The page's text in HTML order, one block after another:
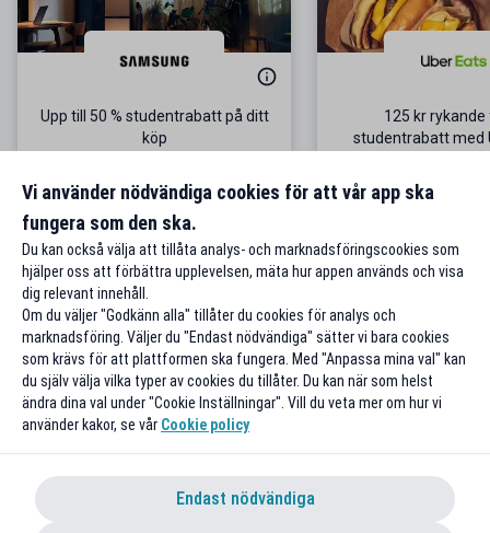
Upp till 50 % studentrabatt på ditt
köp
idag!
Till rabatten
125 kr
studentrabatt med
minst 100
Vi använder nödvändiga cookies för att vår app ska
fungera som den ska.
Du kan också välja att tillåta analys- och marknadsföringscookies som
hjälper oss att förbättra upplevelsen, mäta hur appen används och visa
dig relevant innehåll.
Om du väljer "Godkänn alla" tillåter du cookies för analys och
marknadsföring. Väljer du "Endast nödvändiga" sätter vi bara cookies
som krävs för att plattformen ska fungera. Med "Anpassa mina val" kan
du själv välja vilka typer av cookies du tillåter. Du kan när som helst
ändra dina val under "Cookie Inställningar". Vill du veta mer om hur vi
använder kakor, se vår Cookie policy
Endast nödvändiga